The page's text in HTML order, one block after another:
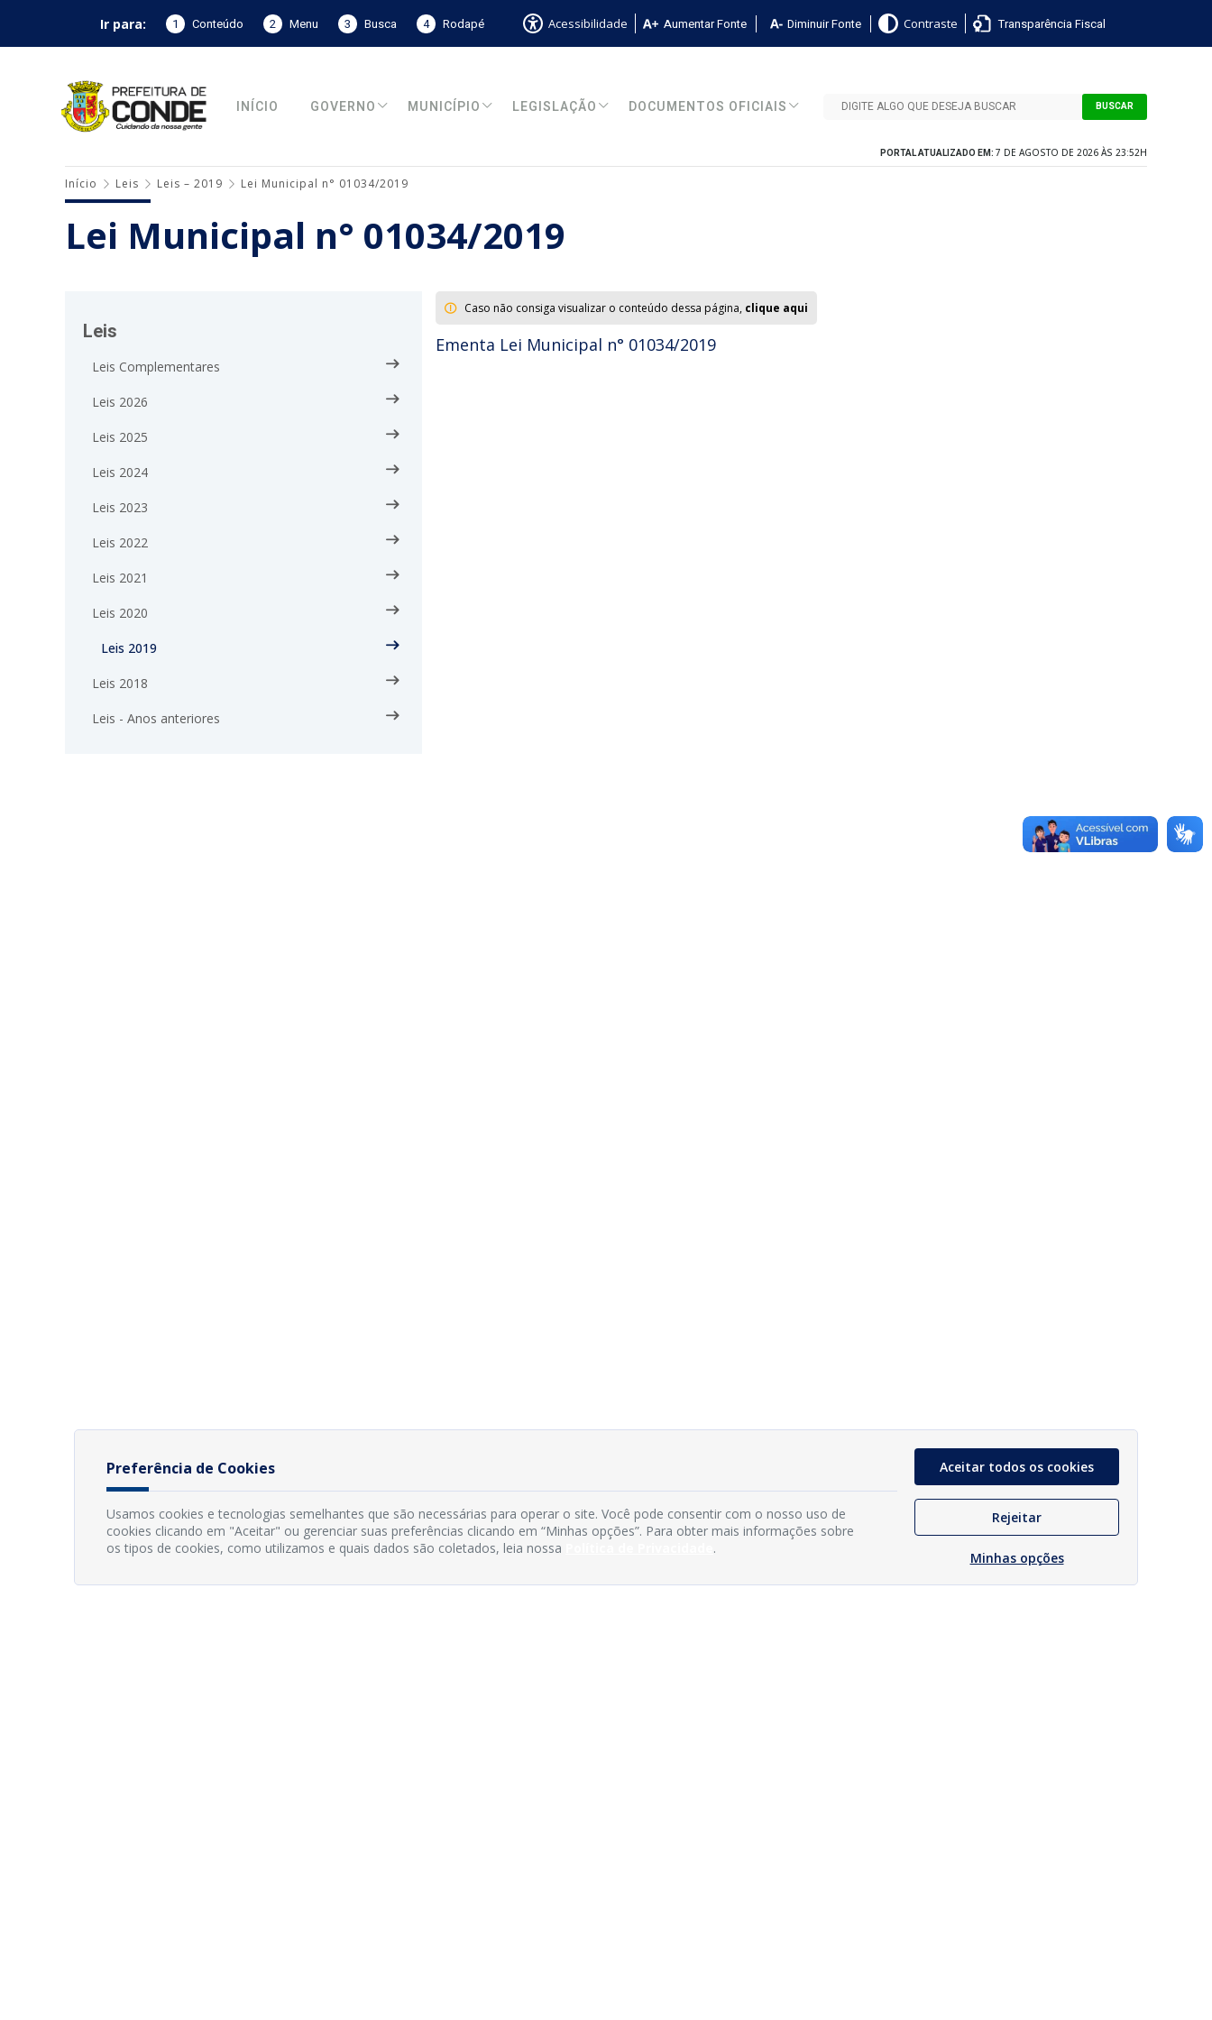
Ir para: 1 Conteúdo 2 Menu 3 Busca 4 Rodapé Acessibilidade Aumentar Fonte Diminuir Fonte Contraste Transparência Fiscal
INÍCIO GOVERNO MUNICÍPIO LEGISLAÇÃO DOCUMENTOS OFICIAIS BUSCAR
PORTAL ATUALIZADO EM: 7 DE AGOSTO DE 2026 ÀS 23:52H
Início Leis Leis – 2019 Lei Municipal n° 01034/2019
Lei Municipal n° 01034/2019
Leis
Leis Complementares
Leis 2026
Leis 2025
Leis 2024
Leis 2023
Leis 2022
Leis 2021
Leis 2020
Leis 2019
Leis 2018
Leis - Anos anteriores
Caso não consiga visualizar o conteúdo dessa página, clique aqui
Ementa Lei Municipal n° 01034/2019
Preferência de Cookies
Usamos cookies e tecnologias semelhantes que são necessárias para operar o site. Você pode consentir com o nosso uso de
cookies clicando em "Aceitar" ou gerenciar suas preferências clicando em “Minhas opções”. Para obter mais informações sobre
os tipos de cookies, como utilizamos e quais dados são coletados, leia nossa
.
Aceitar todos os cookies
Rejeitar
Minhas opções